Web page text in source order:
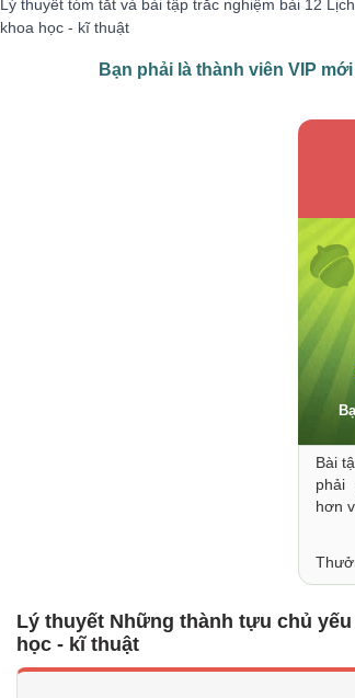
Lý thuyết tóm tắt và bài tập trắc nghiệm bài 12
khoa học - kĩ thuật
Bạn phải làthành viên VIP
Bài
phải
hơn
Lý thuyết Những thành tựu chủ
học - kĩ thuật